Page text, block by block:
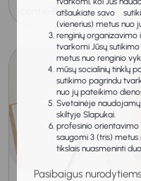
atšaukiate savo
(vienerius) metus nuo
renginių organizavimo
tvarkomi Jūsų
metus nuo renginio
mūsų socialinių tinklų
sutikimo pagrindu
nuo jų pateikimo
Svetainėje
skiltyje Slapukai.
profesinio
saugomi 3 (tris)
tikslais nuasmeninti
Pasibaigus
centre Biržuose...